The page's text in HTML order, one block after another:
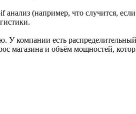
(например, что случится,
компании есть
магазина и объём мощностей,